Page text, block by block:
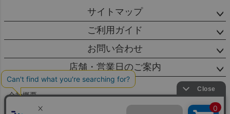
サイトマップ
ご利用ガイド
お問い合わせ
店舗・営業日のご案内
会社概要